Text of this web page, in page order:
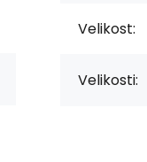
Velikost:
Velikosti: